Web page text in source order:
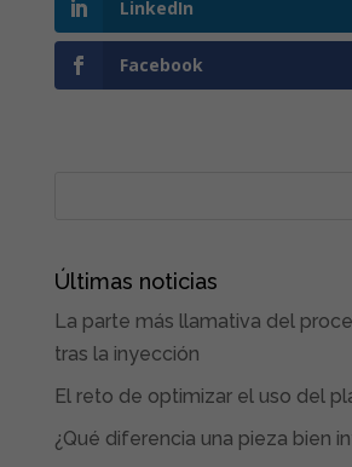
LinkedIn
Facebook
Últimas noticias
La parte más llamativa del
tras la inyección
El reto de optimizar el uso del
¿Qué diferencia una pieza bien